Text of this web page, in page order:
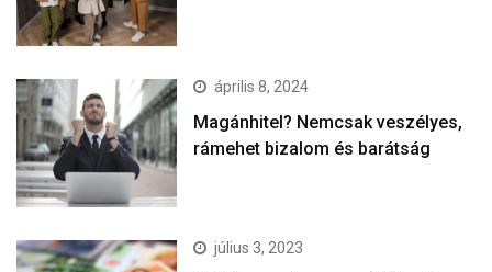
április 8, 2024
Magánhitel? Nemcsak veszélyes,
rámehet bizalom és barátság
július 3, 2023